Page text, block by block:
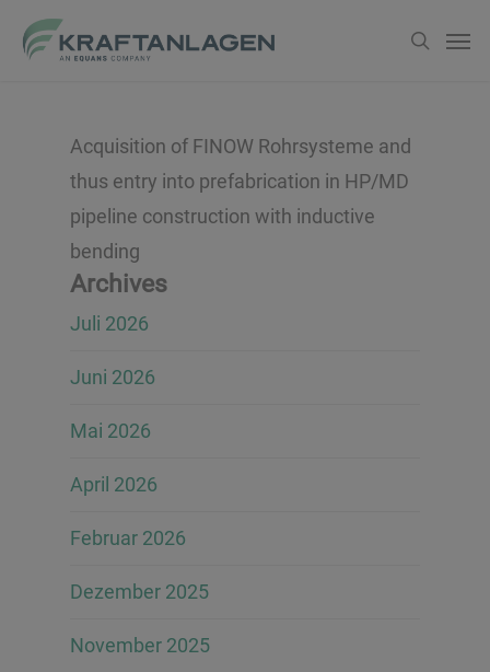
Zum
Hauptinhalt
Acquisition of FINOW Rohrsysteme and
thus entry into prefabrication in HP/MD
pipeline construction with inductive
bending
Archives
Juli 2026
Juni 2026
Mai 2026
April 2026
Februar 2026
Dezember 2025
November 2025